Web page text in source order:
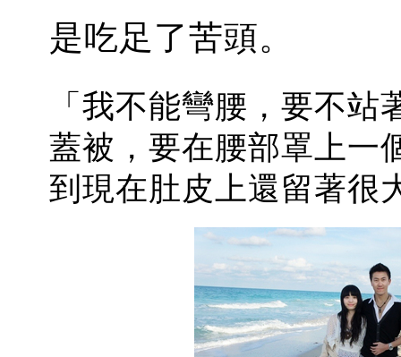
是吃足了苦頭。
「我不能彎腰，要不
蓋被，要在腰部罩上一
到現在肚皮上還留著很